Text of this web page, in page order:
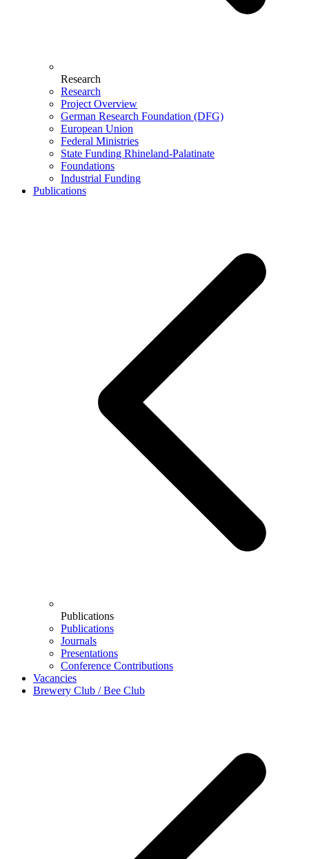
Research
Research
Project Overview
German Research Foundation (DFG)
European Union
Federal Ministries
State Funding Rhineland-Palatinate
Foundations
Industrial Funding
Publications
Publications
Publications
Journals
Presentations
Conference Contributions
Vacancies
Brewery Club / Bee Club